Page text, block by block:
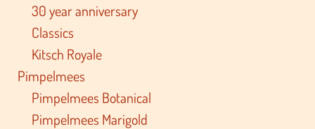
30 year anniversary
Classics
Kitsch Royale
Pimpelmees
Pimpelmees Botanical
Pimpelmees Marigold